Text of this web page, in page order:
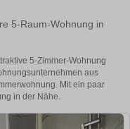
5-Raum-Wohnung in
5-Zimmer-Wohnung
aus
Mit ein paar
in der Nähe.